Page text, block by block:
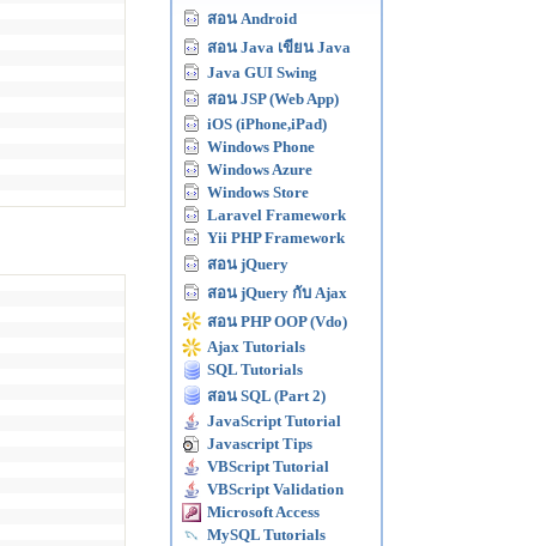
สอน Android
สอน Java เขียน Java
Java GUI Swing
สอน JSP (Web App)
iOS (iPhone,iPad)
Windows Phone
Windows Azure
Windows Store
Laravel Framework
Yii PHP Framework
สอน jQuery
สอน jQuery กับ Ajax
สอน PHP OOP (Vdo)
Ajax Tutorials
SQL Tutorials
สอน SQL (Part 2)
JavaScript Tutorial
Javascript Tips
VBScript Tutorial
VBScript Validation
Microsoft Access
MySQL Tutorials